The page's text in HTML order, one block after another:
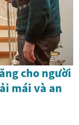
cho người
mái và an